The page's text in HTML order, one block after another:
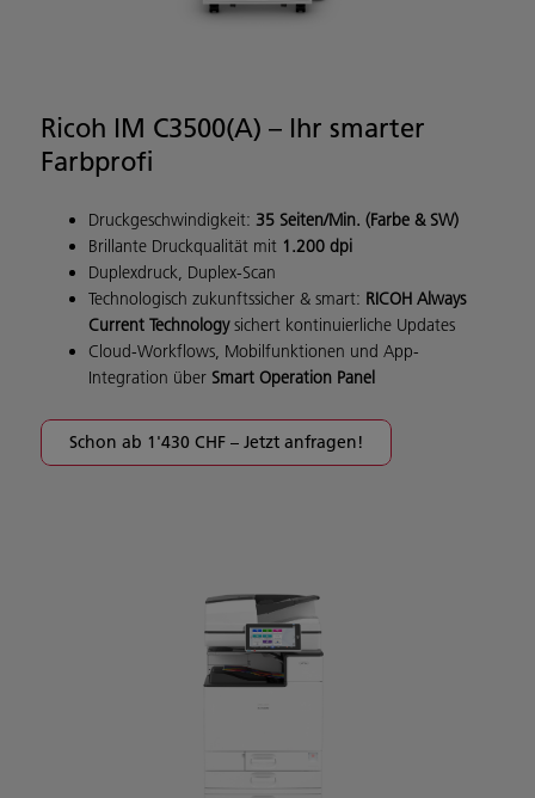
Ricoh IM C3500(A) – Ihr smarter
Farbprofi
Druckgeschwindigkeit: 35 Seiten/Min. (Farbe & SW)
Brillante Druckqualität mit 1.200 dpi
Duplexdruck, Duplex-Scan
Technologisch zukunftssicher & smart: RICOH Always
Current Technologysichert kontinuierliche Updates
Cloud-Workflows, Mobilfunktionen und App-
Integration über Smart Operation Panel
Schon ab 1'430 CHF – Jetzt anfragen!